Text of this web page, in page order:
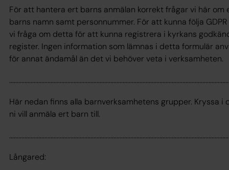
För att hantera ert barns anmälan korrekt frågar vi här om
barns namn samt personnummer. För att kunna följa
vi fråga om detta för att kunna registrera i kyrkans
register. Ingen information som lämnas i detta formulär
för annat ändamål än det vi behöver veta i verksamheten.
Här nedan finns alla barnverksamhetens grupper. Kryssa i
ni vill anmäla ert barn till.
Långared: